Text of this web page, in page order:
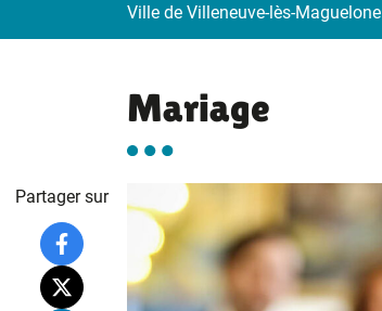
Ville de Villeneuve-lès-Maguelone
Mariage
Partager sur